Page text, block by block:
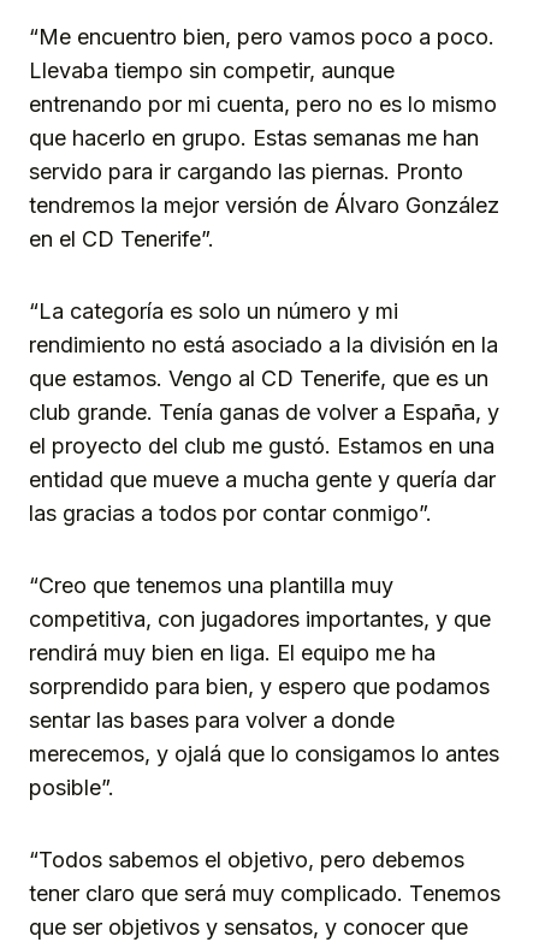
“Me encuentro bien, pero vamos poco a poco.
Llevaba tiempo sin competir, aunque
entrenando por mi cuenta, pero no es lo mismo
que hacerlo en grupo. Estas semanas me han
servido para ir cargando las piernas. Pronto
tendremos la mejor versión de Álvaro González
en el CD Tenerife”.
“La categoría es solo un número y mi
rendimiento no está asociado a la división en la
que estamos. Vengo al CD Tenerife, que es un
club grande. Tenía ganas de volver a España, y
el proyecto del club me gustó. Estamos en una
entidad que mueve a mucha gente y quería dar
las gracias a todos por contar conmigo”.
“Creo que tenemos una plantilla muy
competitiva, con jugadores importantes, y que
rendirá muy bien en liga. El equipo me ha
sorprendido para bien, y espero que podamos
sentar las bases para volver a donde
merecemos, y ojalá que lo consigamos lo antes
posible”.
“Todos sabemos el objetivo, pero debemos
tener claro que será muy complicado. Tenemos
que ser objetivos y sensatos, y conocer que